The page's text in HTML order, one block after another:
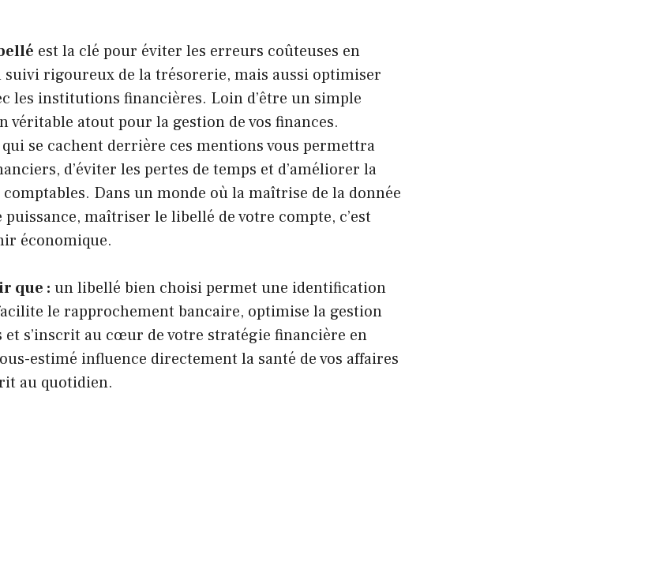
est la clé pour éviter les erreurs coûteuses en
rigoureux de la trésorerie, mais aussi optimiser
les institutions financières. Loin d’être un simple
véritable atout pour la gestion de vos finances.
se cachent derrière ces mentions vous permettra
d’éviter les pertes de temps et d’améliorer la
Dans un monde où la maîtrise de la donnée
puissance, maîtriser le libellé de votre compte, c’est
économique.
que : un libellé bien choisi permet une identification
le rapprochement bancaire, optimise la gestion
et s’inscrit au cœur de votre stratégie financière en
estimé influence directement la santé de vos affaires
au quotidien.